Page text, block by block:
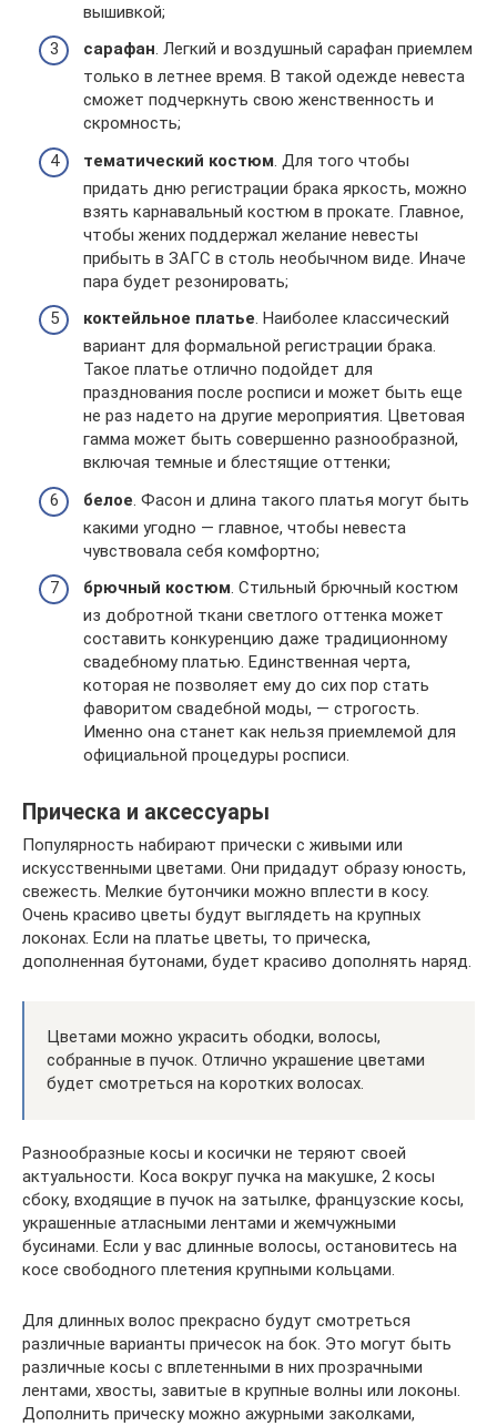
вышивкой;
сарафан. Легкий и воздушный сарафан приемлем
только в летнее время. В такой одежде невеста
сможет подчеркнуть свою женственность и
скромность;
тематический костюм. Для того чтобы
придать дню регистрации брака яркость, можно
взять карнавальный костюм в прокате. Главное,
чтобы жених поддержал желание невесты
прибыть в ЗАГС в столь необычном виде. Иначе
пара будет резонировать;
коктейльное платье. Наиболее классический
вариант для формальной регистрации брака.
Такое платье отлично подойдет для
празднования после росписи и может быть еще
не раз надето на другие мероприятия. Цветовая
гамма может быть совершенно разнообразной,
включая темные и блестящие оттенки;
белое. Фасон и длина такого платья могут быть
какими угодно — главное, чтобы невеста
чувствовала себя комфортно;
брючный костюм. Стильный брючный костюм
из добротной ткани светлого оттенка может
составить конкуренцию даже традиционному
свадебному платью. Единственная черта,
которая не позволяет ему до сих пор стать
фаворитом свадебной моды, — строгость.
Именно она станет как нельзя приемлемой для
официальной процедуры росписи.
Прическа и аксессуары
Популярность набирают прически с живыми или
искусственными цветами. Они придадут образу юность,
свежесть. Мелкие бутончики можно вплести в косу.
Очень красиво цветы будут выглядеть на крупных
локонах. Если на платье цветы, то прическа,
дополненная бутонами, будет красиво дополнять наряд.
Цветами можно украсить ободки, волосы,
собранные в пучок. Отлично украшение цветами
будет смотреться на коротких волосах.
Разнообразные косы и косички не теряют своей
актуальности. Коса вокруг пучка на макушке, 2 косы
сбоку, входящие в пучок на затылке, французские косы,
украшенные атласными лентами и жемчужными
бусинами. Если у вас длинные волосы, остановитесь на
косе свободного плетения крупными кольцами.
Для длинных волос прекрасно будут смотреться
различные варианты причесок на бок. Это могут быть
различные косы с вплетенными в них прозрачными
лентами, хвосты, завитые в крупные волны или локоны.
Дополнить прическу можно ажурными заколками,